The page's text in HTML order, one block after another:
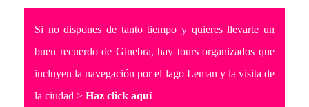
Si no dispones de tanto tiempo y quieres llevarte un
buen recuerdo de Ginebra, hay tours organizados que
incluyen la navegación por el lago Leman y la visita de
la ciudad > Haz click aquí